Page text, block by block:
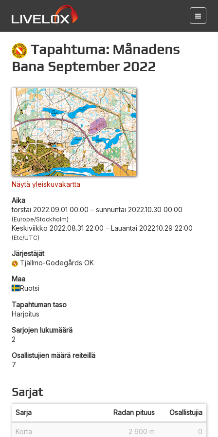
Tapahtuma: Månadens
Bana September 2022
Näytä yleiskuvakartta
Aika
torstai 2022.09.01 00.00 – sunnuntai 2022.10.30 00.00
Europe/Stockholm
Keskiviikko 2022.08.31 22:00 – Lauantai 2022.10.29 22:00
Etc/UTC
Järjestäjät
Tjällmo-Godegårds OK
Maa
Ruotsi
Tapahtuman taso
Harjoitus
Sarjojen lukumäärä
2
Osallistujien määrä reiteillä
7
Sarjat
Sarja Radan pituus Osallistujia
Korta 2 600 m 0